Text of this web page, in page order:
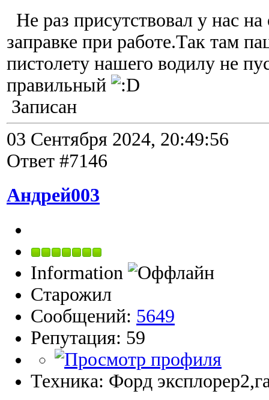
Не раз присутствовал у нас
заправке при работе.Так там
пистолету нашего водилу не
правильный
Записан
03 Сентября 2024, 20:49:56
Ответ #7146
Андрей003
Information
Старожил
Сообщений: 5649
Репутация: 59
Техника: Форд